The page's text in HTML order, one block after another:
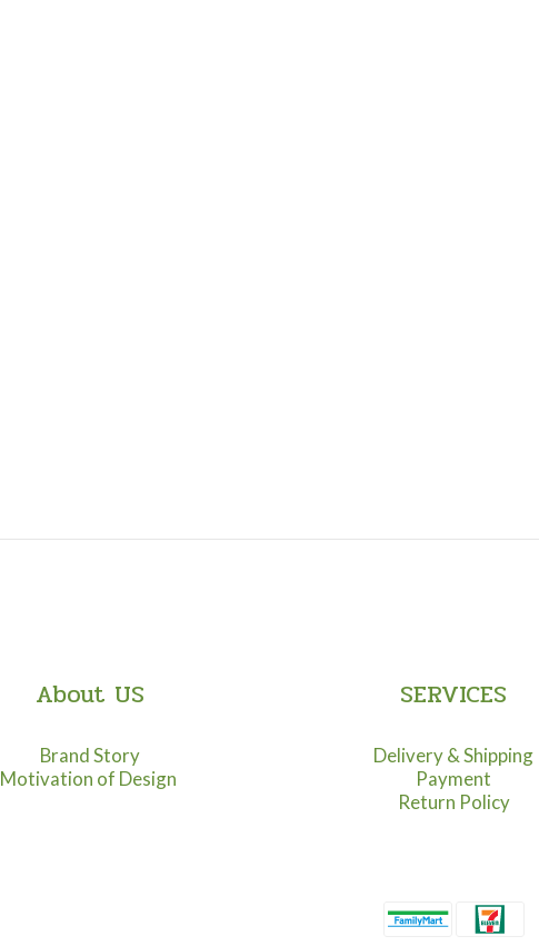
About US
Brand Story
Motivation of Design
SERVICES
Delivery & Shipping
Payment
Return Policy